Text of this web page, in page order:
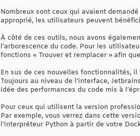
Nombreux sont ceux qui avaient
approprié, les utilisateurs peuvent
À côté de ces outils, nous avons
l’arborescence du code. Pour les
fonctions « Trouver et remplacer » afin
En sus de ces nouvelles fonctionnalités,
Toujours au niveau de l’interface,
idée des performances du code mis à
Pour ceux qui utilisent la version
Par exemple, vous verrez dans cette
l’interpréteur Python à partir de votre